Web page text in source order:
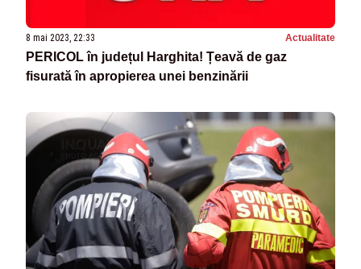
8 mai 2023, 22:33 Actualitate
PERICOL în județul Harghita! Țeavă de gaz
fisurată în apropierea unei benzinării